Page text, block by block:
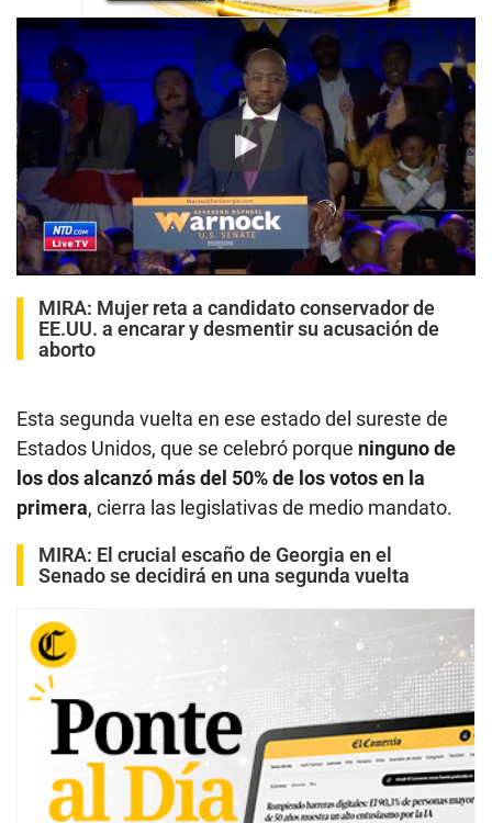
Play
MIRA: Mujer reta a candidato conservador de
EE.UU. a encarar y desmentir su acusación de
aborto
Esta segunda vuelta en ese estado del sureste de
Estados Unidos, que se celebró porque ninguno de
los dos alcanzó más del 50% de los votos en la
primera, cierra las legislativas de medio mandato.
MIRA: El crucial escaño de Georgia en el
Senado se decidirá en una segunda vuelta